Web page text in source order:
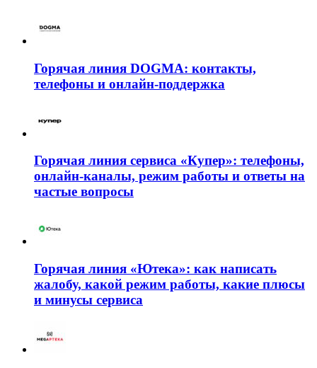
Горячая линия DOGMA: контакты,
телефоны и онлайн-поддержка
Горячая линия сервиса «Купер»: телефоны,
онлайн-каналы, режим работы и ответы на
частые вопросы
Горячая линия «Ютека»: как написать
жалобу, какой режим работы, какие плюсы
и минусы сервиса